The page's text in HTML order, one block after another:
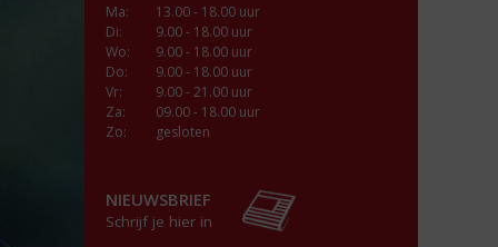
Ma:
13.00 - 18.00 uur
Di:
9.00 - 18.00 uur
Wo:
9.00 - 18.00 uur
Do:
9.00 - 18.00 uur
Vr:
9.00 - 21.00 uur
Za:
09.00 - 18.00 uur
Zo:
gesloten
NIEUWSBRIEF
Schrijf je hier in